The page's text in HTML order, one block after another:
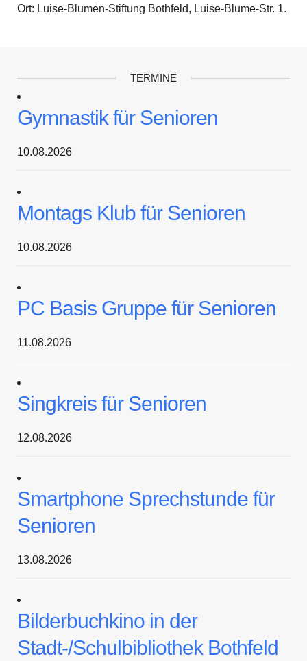
Ort: Luise-Blumen-Stiftung Bothfeld, Luise-Blume-Str. 1.
TERMINE
Gymnastik für Senioren
10.08.2026
Montags Klub für Senioren
10.08.2026
PC Basis Gruppe für Senioren
11.08.2026
Singkreis für Senioren
12.08.2026
Smartphone Sprechstunde für
Senioren
13.08.2026
Bilderbuchkino in der
Stadt-/Schulbibliothek Bothfeld